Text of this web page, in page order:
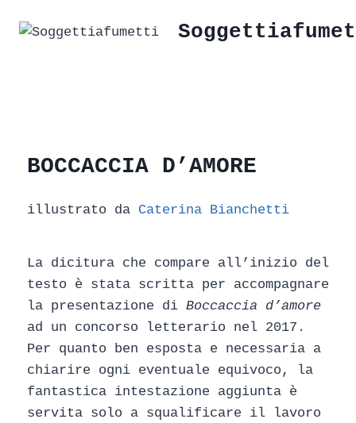
BOCCACCIA D’AMORE
illustrato da Caterina Bianchetti
La dicitura che compare all’inizio del
testo è stata scritta per accompagnare
la presentazione di Boccaccia d’amore
ad un concorso letterario nel 2017.
Per quanto ben esposta e necessaria a
chiarire ogni eventuale equivoco, la
fantastica intestazione aggiunta è
servita solo a squalificare il lavoro